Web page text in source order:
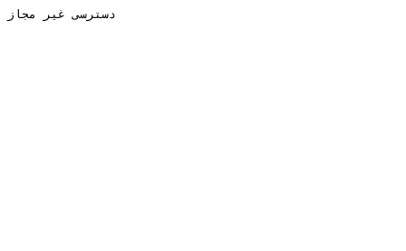
دسترسی غیر مجاز